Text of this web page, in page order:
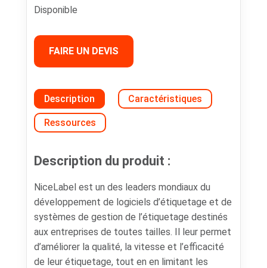
Disponible
FAIRE UN DEVIS
Description Caractéristiques
Ressources
Description du produit :
NiceLabel est un des leaders mondiaux du
développement de logiciels d’étiquetage et de
systèmes de gestion de l’étiquetage destinés
aux entreprises de toutes tailles. Il leur permet
d’améliorer la qualité, la vitesse et l’efficacité
de leur étiquetage, tout en en limitant les